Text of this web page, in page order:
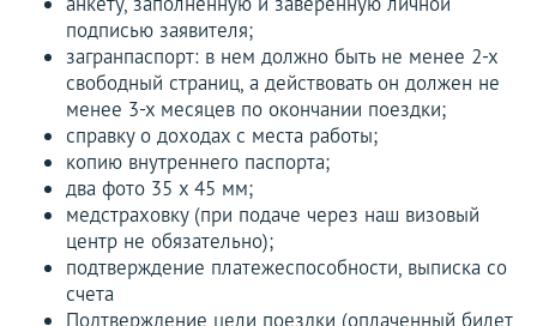
подписью заявителя;
загранпаспорт: в нем должно быть не менее 2-х
свободный страниц, а действовать он должен не
менее 3-х месяцев по окончании поездки;
справку о доходах с места работы;
копию внутреннего паспорта;
два фото 35 х 45 мм;
медстраховку (при подаче через наш визовый
центр не обязательно);
подтверждение платежеспособности, выписка со
счета
Подтверждение цели поездки (оплаченный билет,